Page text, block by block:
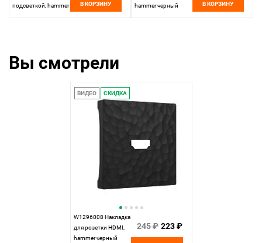
подсветкой, hammer
В КОРЗИНУ
hammer черный
В КОРЗИНУ
Вы смотрели
ВИДЕО СКИДКА
W1296008 Накладка
для розетки HDMI,
hammer черный
245 ₽ 223 ₽